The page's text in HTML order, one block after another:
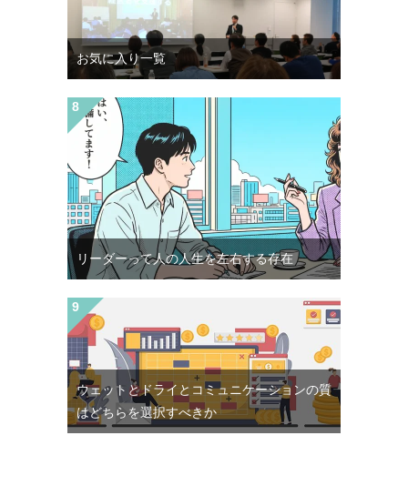
お気に入り一覧
リーダーって人の人生を左右する存在
ウェットとドライとコミュニケーションの質
はどちらを選択すべきか